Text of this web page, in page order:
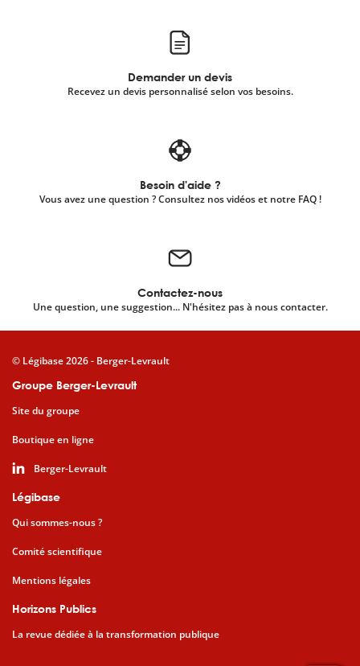
Demander un devis
Recevez un devis personnalisé selon vos besoins.
Besoin d'aide ?
Vous avez une question ? Consultez nos vidéos et notre FAQ !
Contactez-nous
Une question, une suggestion... N'hésitez pas à nous contacter.
Groupe Berger-Levrault
Site du groupe
Boutique en ligne
Berger-Levrault
Légibase
Qui sommes-nous ?
Comité scientifique
Mentions légales
Horizons Publics
La revue dédiée à la transformation publique
© Légibase 2026 - Berger-Levrault